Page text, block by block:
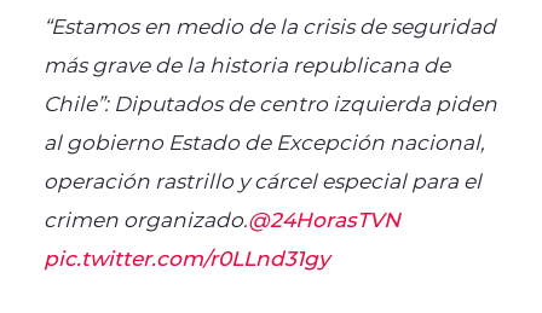
“Estamos en medio de la crisis de seguridad
más grave de la historia republicana de
Chile”: Diputados de centro izquierda piden
al gobierno Estado de Excepción nacional,
operación rastrillo y cárcel especial para el
crimen organizado.@24HorasTVN
pic.twitter.com/r0LLnd31gy